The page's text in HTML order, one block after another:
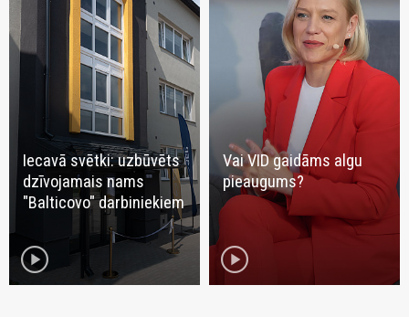
Iecavā svētki: uzbūvēts
dzīvojamais nams
"Balticovo" darbiniekiem
play_circle
Vai VID gaidāms algu
pieaugums?
play_circle